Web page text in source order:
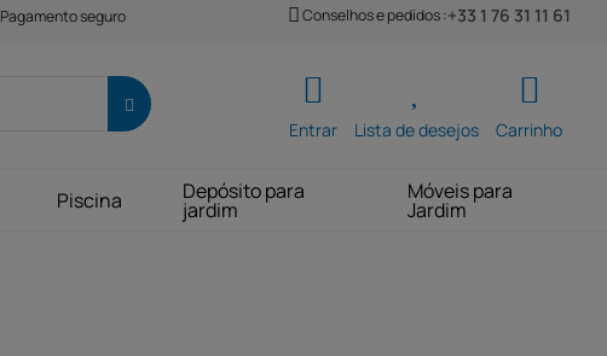
Pagamento seguro Conselhos e pedidos :+33 1 76 31 11 61
Entrar Lista de desejos Carrinho
Piscina Depósito para
jardim
Móveis para
Jardim